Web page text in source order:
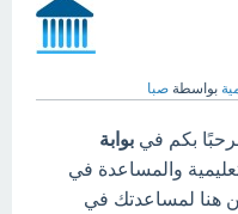
بواسطة صبا
بكم في بوابة
والمساعدة في
هنا لمساعدتك في